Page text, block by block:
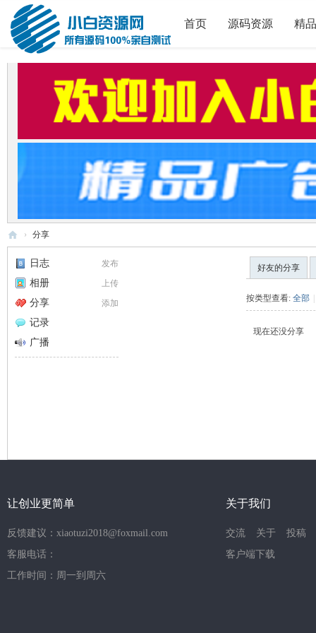
首页 源码资源 精
白
码
› 分享
发布
日志
上传
相册
添加
分享
记录
广播
好友的分享
按类型查看: 全部 |
现在还没分享
让创业更简单
反馈建议：xiaotuzi2018@foxmail.com
客服电话：
工作时间：周一到周六
关于我们
交流 关于
投稿
客户端下载